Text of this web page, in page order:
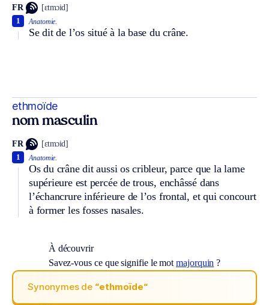
FR [ɛtmɔid]
Anatomie.
Se dit de l’os situé à la base du crâne.
1
ethmoïde
nom masculin
FR [ɛtmɔid]
Anatomie.
Os du crâne dit aussi os cribleur, parce que la lame
supérieure est percée de trous, enchâssé dans
l’échancrure inférieure de l’os frontal, et qui concourt
à former les fosses nasales.
1
À découvrir
Savez-vous ce que signifie le motmajorquin ?
Synonymes de “ethmoïde“